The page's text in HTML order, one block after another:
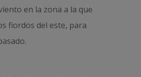
en la zona a la que
fiordos del este, para